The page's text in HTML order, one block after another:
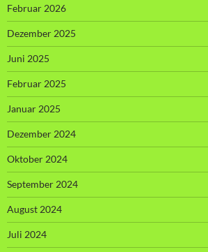
Februar 2026
Dezember 2025
Juni 2025
Februar 2025
Januar 2025
Dezember 2024
Oktober 2024
September 2024
August 2024
Juli 2024